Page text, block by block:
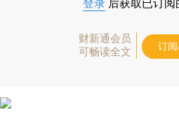
登录 后获取已订阅
财新通会员
可畅读全文
订